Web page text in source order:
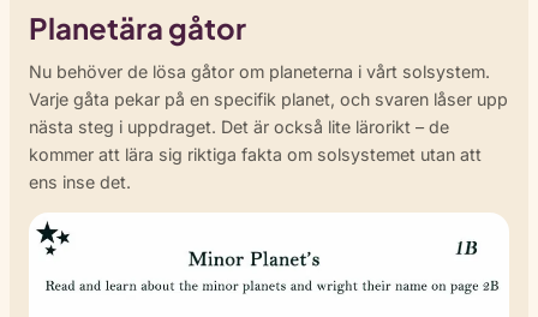
Planetära gåtor
Nu behöver de lösa gåtor om planeterna i vårt solsystem.
Varje gåta pekar på en specifik planet, och svaren låser upp
nästa steg i uppdraget. Det är också lite lärorikt – de
kommer att lära sig riktiga fakta om solsystemet utan att
ens inse det.